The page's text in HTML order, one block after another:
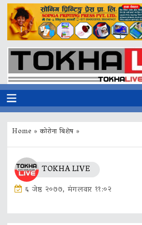
Home »कोरोना बिशेष»
TOKHA LIVE
६ जेष्ठ २०७७, मंगलवार ११:०२